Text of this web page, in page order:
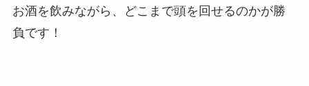
お酒を飲みながら、どこまで頭を回せるのかが勝
負です！